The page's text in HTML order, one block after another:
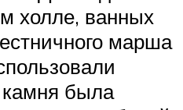
холле, ванных
марша
камня была